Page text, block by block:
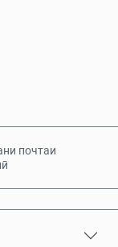
почтаи